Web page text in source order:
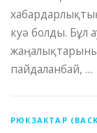
хабардарлықтың
куә болды. Бұл
пайдаланбай, …
РЮКЗАКТАР